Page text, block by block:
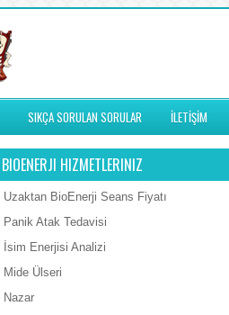
SIKÇA SORULAN SORULAR İLETİŞİM
BIOENERJI HIZMETLERINIZ
Uzaktan BioEnerji Seans Fiyatı
Panik Atak Tedavisi
İsim Enerjisi Analizi
Mide Ülseri
Nazar